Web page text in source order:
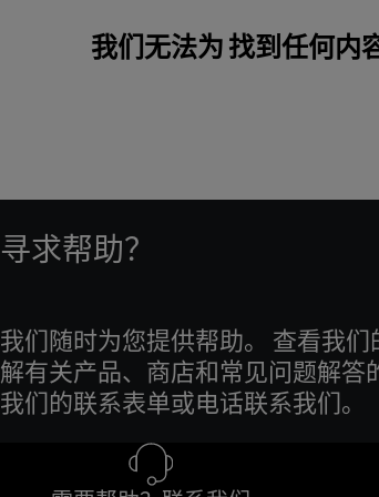
我们无法为 找到任何
寻求帮助？
我们随时为您提供帮助。 查看我
解有关产品、商店和常见问题解答
我们的联系表单或电话联系我们。